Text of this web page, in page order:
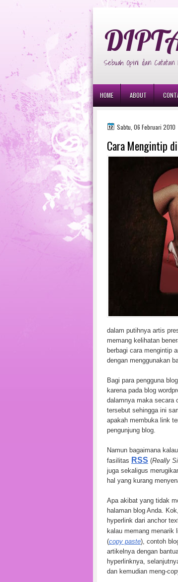
Sebuah Opini dan Catatan
HOME ABOUT
Sabtu, 06 Februari 2010
Cara Mengintip
dalam putihnya artis
memang kelihatan
berbagi cara mengintip
dengan menggunakan
Bagi para pengguna
karena pada blog
dalamnya maka secara
tersebut sehingga ini
apakah membuka link
pengunjung blog.
Namun bagaimana
fasilitas RSS (Really
juga sekaligus
hal yang kurang
Apa akibat yang tidak
halaman blog Anda.
hyperlink dari anchor
kalau memang menarik
(copy paste), contoh
artikelnya dengan
hyperlinknya,
dan kemudian meng-